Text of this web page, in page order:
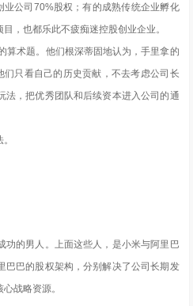
公司70%股权；有的成熟传统企业孵化
，也都乐此不疲痴迷控股创业企业。
算术题。他们根深蒂固地认为，手里拿的
们只看自己的历史贡献，不去考虑公司长
法，把优秀团队和后续资本进入公司的通
功的男人。上面这些人，是小米与阿里巴
巴巴的股权架构，分别解决了公司长期发
战略资源。